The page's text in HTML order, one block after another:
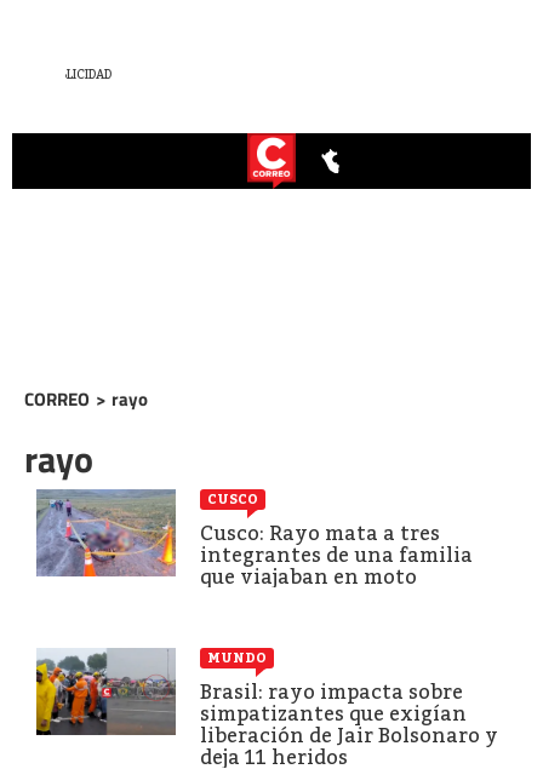
CORREO > rayo
rayo
CUSCO
Cusco: Rayo mata a tres
integrantes de una familia
que viajaban en moto
MUNDO
Brasil: rayo impacta sobre
simpatizantes que exigían
liberación de Jair Bolsonaro y
deja 11 heridos